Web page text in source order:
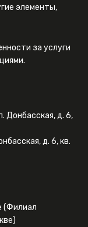
элементы,
за услуги
Донбасская, д. 6,
д. 6, кв.
(Филиал